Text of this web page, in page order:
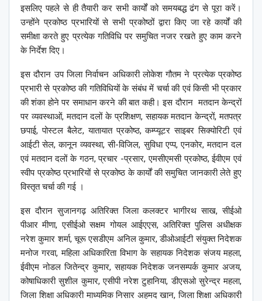
इसलिए पहले से ही तैयारी कर सभी कार्यों को समयबद्ध ढंग से पूरा करें।
उन्होंने प्रकोष्ठ प्रभारियों से सभी प्रकोष्ठों द्वारा किए जा रहे कार्यों की
समीक्षा करते हुए प्रत्येक गतिविधि पर समुचित नजर रखते हुए काम करने
के निर्देश दिए।
इस दौरान उप जिला निर्वाचन अधिकारी लोकेश गौतम ने प्रत्येक प्रकोष्ठ
प्रभारी से प्रकोष्ठ की गतिविधियों के संबंध में चर्चा की एवं किसी भी प्रकार
की शंका होने पर समाधान करने की बात कही। इस दौरान मतदान केन्द्रों
पर व्यवस्थाओं, मतदान दलों के प्रशिक्षण, सहायक मतदान केन्द्रों, मतपत्र
छपाई, पोस्टल बैलेट, यातायात प्रकोष्ठ, कम्प्यूटर साइबर सिक्योरिटी एवं
आईटी सेल, कानून व्यवस्था, सी-विजिल, सुविधा एप्प, एनकोर, मतदान दल
एवं मतदान दलों के गठन, प्रचार -प्रसार, एमसीएमसी प्रकोष्ठ, ईवीएम एवं
स्वीप प्रकोष्ठ प्रभारियों से प्रकोष्ठ के कार्यों की समुचित जानकारी लेते हुए
विस्तृत चर्चा की गई ।
इस दौरान सुजानगढ़ अतिरिक्त जिला कलक्टर भागीरथ साख, सीईओ
पीआर मीणा, एसीईओ सक्षम गोयल आईएएस, अतिरिक्त पुलिस अधीक्षक
नरेश कुमार शर्मा, चूरू एसडीएम अनिल कुमार, डीओआईटी संयुक्त निदेशक
मनोज गरवा, महिला अधिकारिता विभाग के सहायक निदेशक संजय महला,
ईवीएम नोडल जितेन्द्र कुमार, सहायक निदेशक जनसम्पर्क कुमार अजय,
कोषाधिकारी सुशील कुमार, एसीपी नरेश टुहानिया, डीएसओ सुरेन्द्र महला,
जिला शिक्षा अधिकारी माध्यमिक निसार अहमद खान, जिला शिक्षा अधिकारी